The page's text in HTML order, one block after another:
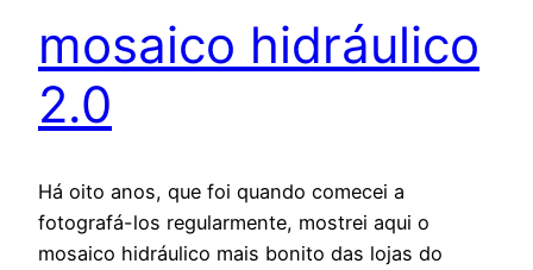
mosaico hidráulico
2.0
Há oito anos, que foi quando comecei a
fotografá-los regularmente, mostrei aqui o
mosaico hidráulico mais bonito das lojas do